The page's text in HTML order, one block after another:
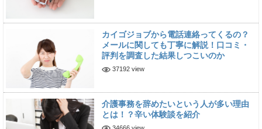
カイゴジョブから電話連絡ってくるの？
メールに関しても丁寧に解説！口コミ・
評判を調査した結果しつこいのか
37192 view
介護事務を辞めたいという人が多い理由
とは！？辛い体験談を紹介